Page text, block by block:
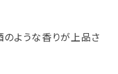
ような香りが上品さ